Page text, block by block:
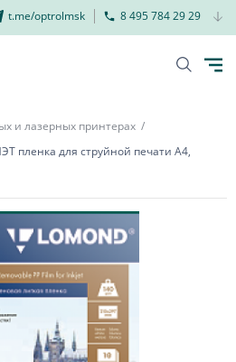
t.me/optrolmsk 8 495 784 29 29
и лазерных принтерах
пленка для струйной печати А4,